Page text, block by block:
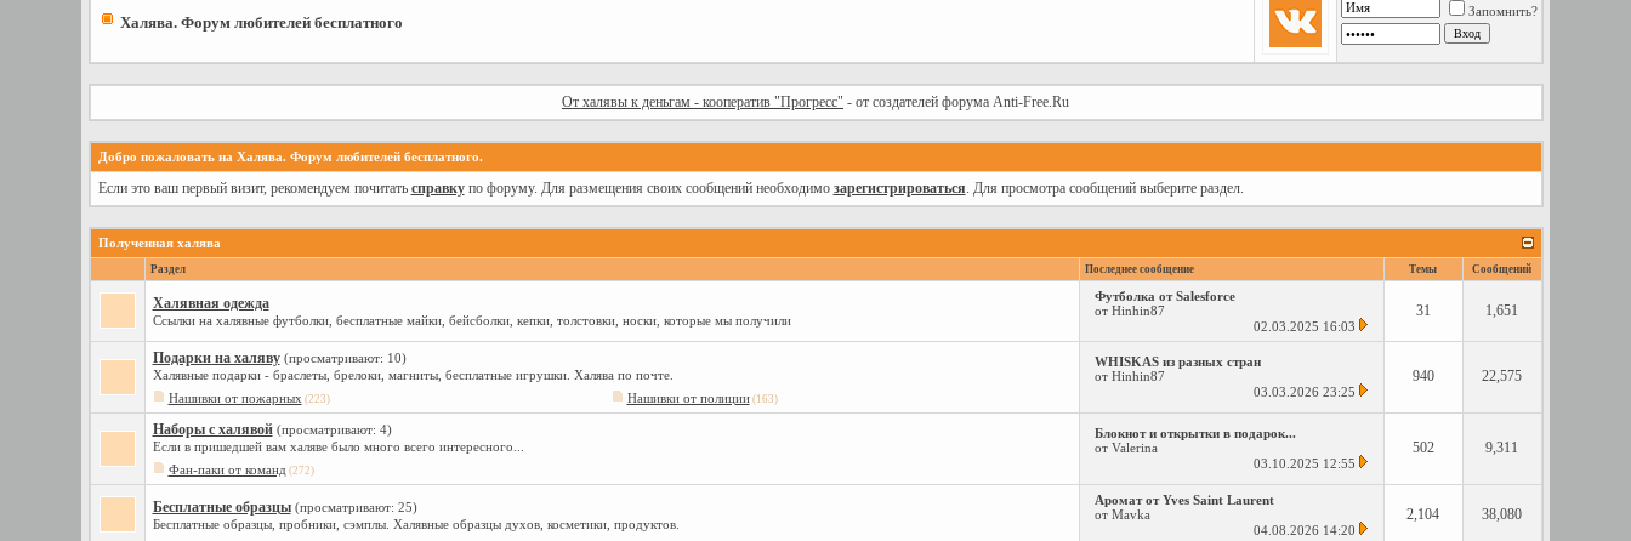
Халява. Форум любителей бесплатного
Запомнить?
От халявы к деньгам - кооператив "Прогресс" - от создателей форума Anti-Free.Ru
Добро пожаловать на Халява. Форум любителей бесплатного.
Если это ваш первый визит, рекомендуем почитать справкупо форуму. Для размещения своих сообщений необходимо зарегистрироваться. Для просмотра сообщений выберите раздел.
Полученная халява
Раздел Последнее сообщение Темы Сообщений
Халявная одежда
Ссылки на халявные футболки, бесплатные майки, бейсболки, кепки, толстовки, носки, которые мы получили
Футболка от Salesforce
от Hinhin87
02.03.2025 16:03
31 1,651
Подарки на халяву (просматривают: 10)
Халявные подарки - браслеты, брелоки, магниты, бесплатные игрушки. Халява по почте.
Нашивки от пожарных(223) Нашивки от полиции(163)
WHISKAS из разных стран
от Hinhin87
03.03.2026 23:25
940 22,575
Наборы с халявой (просматривают: 4)
Если в пришедшей вам халяве было много всего интересного...
Фан-паки от команд (272)
Блокнот и открытки в подарок...
от Valerina
03.10.2025 12:55
502 9,311
Бесплатные образцы (просматривают: 25)
Бесплатные образцы, пробники, сэмплы. Халявные образцы духов, косметики, продуктов.
Аромат от Yves Saint Laurent
от Mavka
04.08.2026 14:20
2,104 38,080